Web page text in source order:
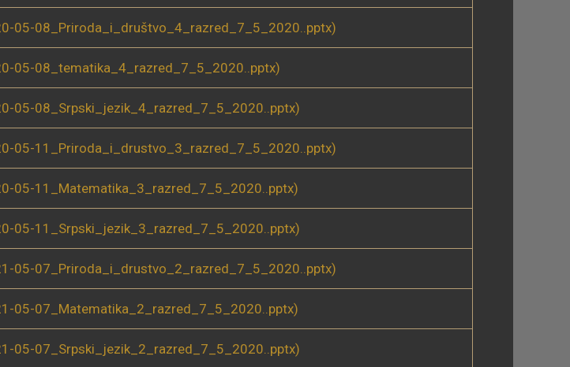
05-08_Priroda_i_društvo_4_razred_7_5_2020..pptx)
05-08_tematika_4_razred_7_5_2020..pptx)
05-08_Srpski_jezik_4_razred_7_5_2020..pptx)
05-11_Priroda_i_drustvo_3_razred_7_5_2020..pptx)
05-11_Matematika_3_razred_7_5_2020..pptx)
05-11_Srpski_jezik_3_razred_7_5_2020..pptx)
05-07_Priroda_i_drustvo_2_razred_7_5_2020..pptx)
05-07_Matematika_2_razred_7_5_2020..pptx)
05-07_Srpski_jezik_2_razred_7_5_2020..pptx)